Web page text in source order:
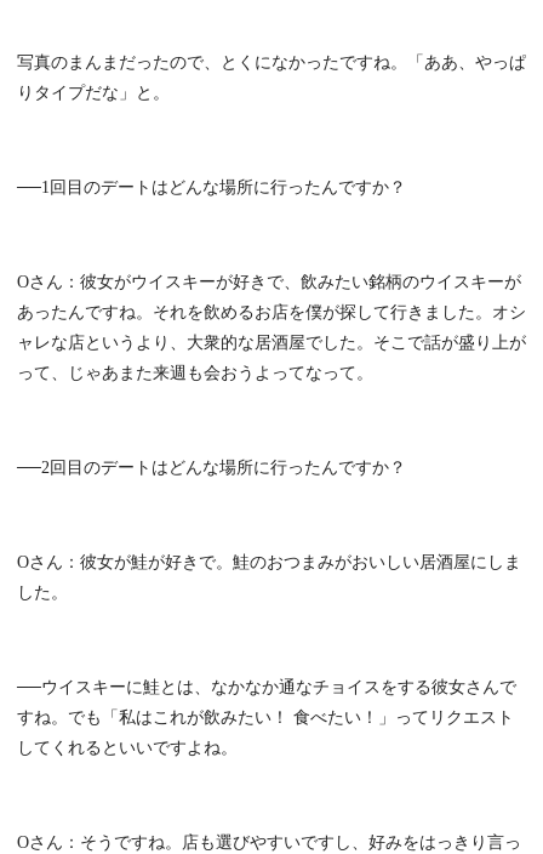
写真のまんまだったので、とくになかったですね。「ああ、やっぱ
りタイプだな」と。
──1回目のデートはどんな場所に行ったんですか？
Oさん：彼女がウイスキーが好きで、飲みたい銘柄のウイスキーが
あったんですね。それを飲めるお店を僕が探して行きました。オシ
ャレな店というより、大衆的な居酒屋でした。そこで話が盛り上が
って、じゃあまた来週も会おうよってなって。
──2回目のデートはどんな場所に行ったんですか？
Oさん：彼女が鮭が好きで。鮭のおつまみがおいしい居酒屋にしま
した。
──ウイスキーに鮭とは、なかなか通なチョイスをする彼女さんで
すね。でも「私はこれが飲みたい！ 食べたい！」ってリクエスト
してくれるといいですよね。
Oさん：そうですね。店も選びやすいですし、好みをはっきり言っ